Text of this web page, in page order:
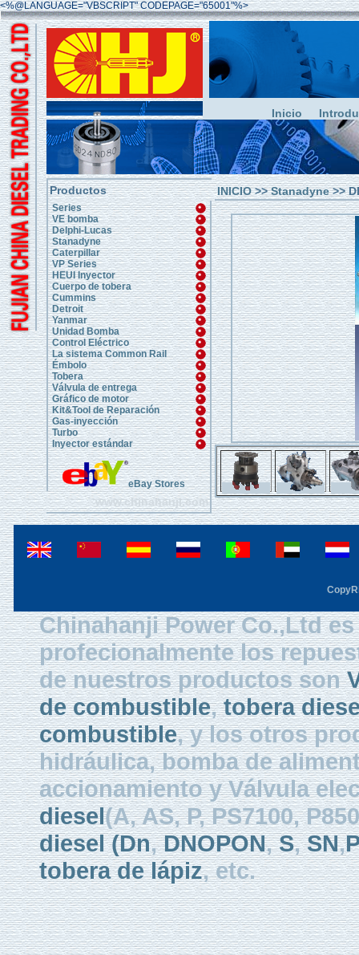
<%@LANGUAGE="VBSCRIPT" CODEPAGE="65001"%>
Inicio
Productos
Series
VE bomba
Delphi-Lucas
Stanadyne
Caterpillar
VP Series
HEUI Inyector
Cuerpo de tobera
Cummins
Detroit
Yanmar
Unidad Bomba
Control Eléctrico
La sistema Common Rail
Émbolo
Tobera
Válvula de entrega
Gráfico de motor
Kit&Tool de Reparación
Gas-inyección
Turbo
Inyector estándar
eBay Stores
www.chinahanji.com
INICIO>>Stanadyne>>
Chinahanji Power Co.,Ltd
profecionalmente los
de nuestros productos son
de combustible,tobera
combustible, y los otros
hidráulica, bomba de
accionamiento y Válvula
diesel(A, AS, P, PS7100,
diesel (Dn,DNOPON,S,SN,
tobera de lápiz, etc.